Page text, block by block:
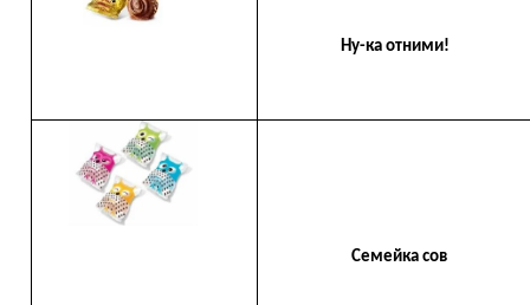
Ну-ка отними!
Семейка сов